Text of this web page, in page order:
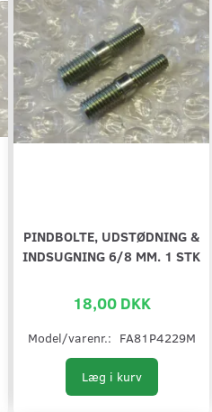
PINDBOLTE, UDSTØDNING &
INDSUGNING 6/8 MM. 1 STK
18,00 DKK
Model/varenr.: FA81P4229M
Læg i kurv